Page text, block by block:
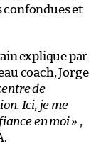
confondues et
explique par
coach, Jorge
de
Ici, je me
en moi» ,